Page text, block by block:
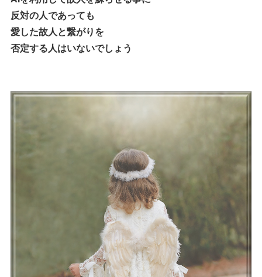
反対の人であっても
愛した故人と繋がりを
否定する人はいないでしょう